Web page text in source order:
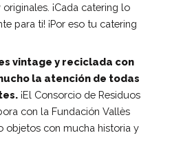
de la entidad
establecidos con la
suscritos con la
¡Cada catering lo
para ti! ¡Por eso tu catering
vintage y reciclada con
la atención de todas
¡El Consorcio de Residuos
con la Fundación Vallès
objetos con mucha historia y